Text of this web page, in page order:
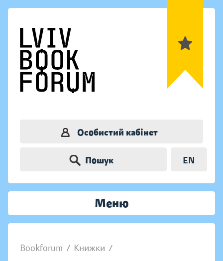
Особистий кабінет
Пошук EN
Меню
Bookforum / Книжки /